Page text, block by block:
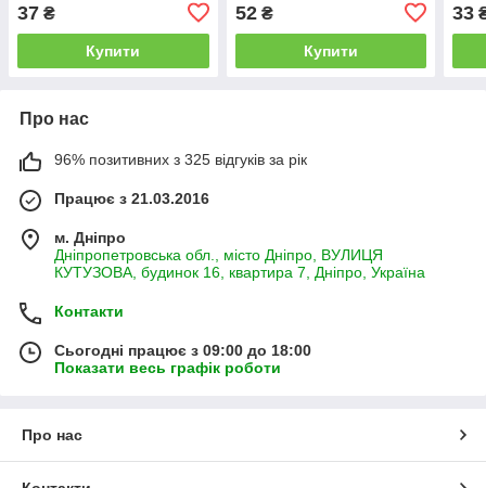
типу черрі, LEDAAGRO
37 ₴
Купити
52₴
Купити
33
Про нас
96% позитивних з 325 відгуків за рік
Працює з 21.03.2016
м. Дніпро
Дніпропетровська обл., місто Дніпро, ВУЛИЦЯ
КУТУЗОВА, будинок 16, квартира 7, Дніпро, Україна
Контакти
Сьогодні працює з 09:00 до 18:00
Показати весь графік роботи
Про нас